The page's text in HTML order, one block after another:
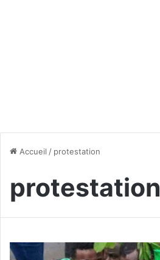
Accueil / protestation
protestation